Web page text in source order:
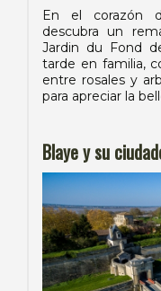
En el corazón
descubra un
Jardin du Fond
tarde en familia,
entre rosales y
para apreciar la
Blaye y su